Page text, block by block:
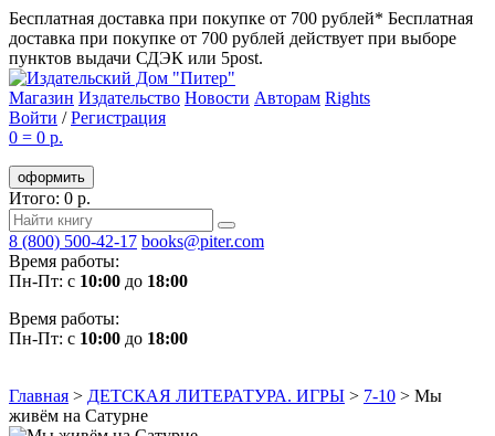
Бесплатная доставка при покупке от 700 рублей* Бесплатная
доставка при покупке от 700 рублей действует при выборе
пунктов выдачи СДЭК или 5post.
Магазин Издательство Новости Авторам Rights
Войти /Регистрация
0 = 0 р.
оформить
Итого: 0 р.
8 (800) 500-42-17 books@piter.com
Время работы:
Пн-Пт: с 10:00 до 18:00
Время работы:
Пн-Пт: с 10:00 до 18:00
Главная > ДЕТСКАЯ ЛИТЕРАТУРА. ИГРЫ > 7-10 > Мы
живём на Сатурне